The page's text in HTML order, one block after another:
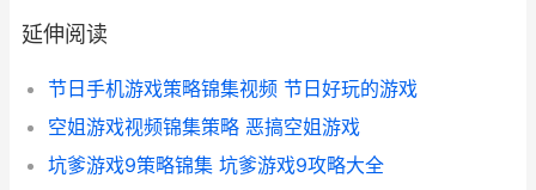
延伸阅读
节日手机游戏策略锦集视频 节日好玩的游戏
空姐游戏视频锦集策略 恶搞空姐游戏
坑爹游戏9策略锦集 坑爹游戏9攻略大全